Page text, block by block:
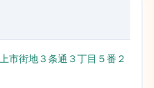
市街地３条通３丁目５番２